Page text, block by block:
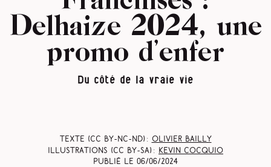
Delhaize 2024, une
promo d’enfer
Du côté de la vraie vie
Texte (CC BY-NC-ND) : Olivier Bailly
Illustrations (CC BY-SA) :
Kevin Cocquio
Publié le 06/06/2024